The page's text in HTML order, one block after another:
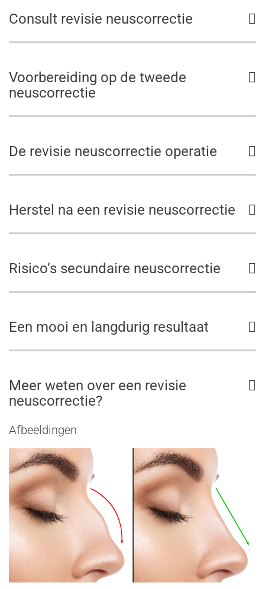
Consult revisie neuscorrectie
Voorbereiding op de tweede
neuscorrectie
De revisie neuscorrectie operatie
Herstel na een revisie neuscorrectie
Risico’s secundaire neuscorrectie
Een mooi en langdurig resultaat
Meer weten over een revisie
neuscorrectie?
Afbeeldingen